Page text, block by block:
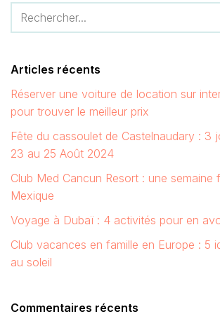
Articles récents
Réserver une voiture de location sur
pour trouver le meilleur prix
Fête du cassoulet de Castelnaudary : 3
23 au 25 Août 2024
Club Med Cancun Resort : une semaine
Mexique
Voyage à Dubaï : 4 activités pour en
Club vacances en famille en Europe : 5
au soleil
Commentaires récents